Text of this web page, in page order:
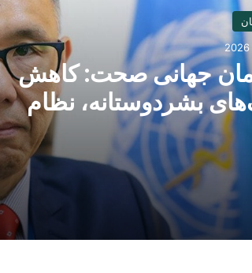
جهانی صحت: کاهش
بشردوستانه، نظام
افغانستان را با چالش
کرده است